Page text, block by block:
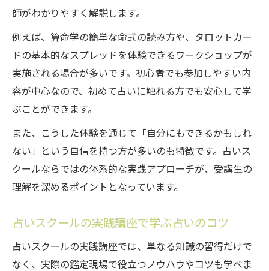
師がわかりやすく解説します。
例えば、算命学の簡単な命式の読み方や、タロットカー
ドの基本的なスプレッドを体験できるワークショップが
実施される場合が多いです。初心者でも参加しやすい内
容が中心なので、初めて占いに触れる方でも安心して学
ぶことができます。
また、こうした体験を通じて「自分にもできるかもしれ
ない」という自信を持つ方が多いのも特徴です。占いス
クールならではの体系的な実践アプローチが、受講生の
理解を深めるポイントとなっています。
占いスクールの実践講座で学ぶ占いのコツ
占いスクールの実践講座では、単なる知識の習得だけで
なく、実際の鑑定現場で役立つノウハウやコツも学べま